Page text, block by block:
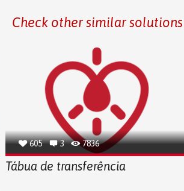
Check other similar solutions
605 3 7836
Tábua de transferência